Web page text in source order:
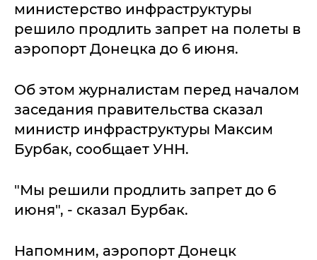
министерство инфраструктуры
решило продлить запрет на полеты в
аэропорт Донецка до 6 июня.
Об этом журналистам перед началом
заседания правительства сказал
министр инфраструктуры Максим
Бурбак, сообщает УНН.
"Мы решили продлить запрет до 6
июня", - сказал Бурбак.
Напомним, аэропорт Донецк